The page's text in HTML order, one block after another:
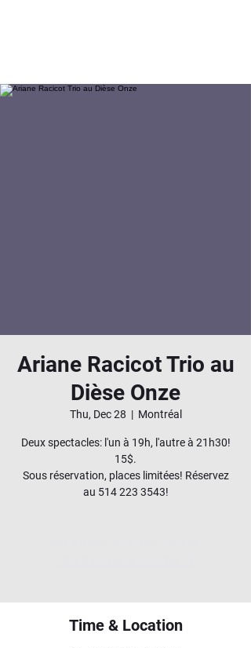
Ariane Racicot Trio au
Dièse Onze
Thu, Dec 28
  |
Montréal
Deux spectacles: l'un à 19h, l'autre à 21h30!
15$.
Sous réservation, places limitées! Réservez
au 514 223 3543!
Time & Location